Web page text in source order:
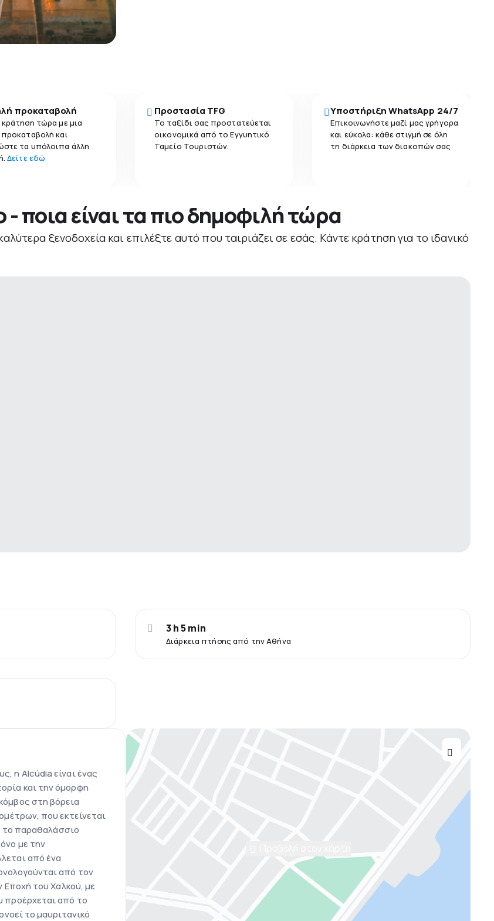
προκαταβολή
κράτηση τώρα με μια
προκαταβολή και
τα υπόλοιπα άλλη
Δείτε εδώ
Προστασία TFG
Το ταξίδι σας προστατεύεται
οικονομικά από το Εγγυητικό
Ταμείο Τουριστών.
Υποστήριξη WhatsApp 24/7
Επικοινωνήστε μαζί μας γρήγορα
και εύκολα: κάθε στιγμή σε όλη
τη διάρκεια των διακοπών σας
- ποια είναι τα πιο δημοφιλή τώρα
ξενοδοχεία και επιλέξτε αυτό που ταιριάζει σε εσάς. Κάντε κράτηση για το ιδανικό
Διάρκεια πτήσης από την Αθήνα
3 h 5 min
η Alcúdia είναι ένας
και την όμορφη
στη βόρεια
που εκτείνεται
παραθαλάσσιο
με την
από ένα
από τον
Εποχή του Χαλκού, με
προέρχεται από το
το μαυριτανικό